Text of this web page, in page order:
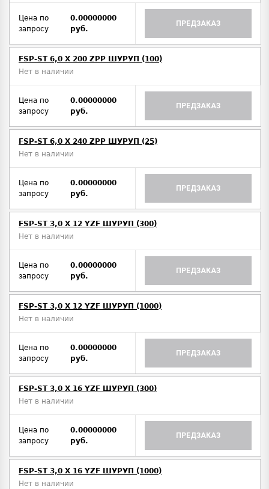
Цена по
запросу
0.00000000
руб.
ПРЕДЗАКАЗ
FSP-ST 6,0 X 200 ZPP ШУРУП (100)
Нет в наличии
Цена по
запросу
0.00000000
руб.
ПРЕДЗАКАЗ
FSP-ST 6,0 X 240 ZPP ШУРУП (25)
Нет в наличии
Цена по
запросу
0.00000000
руб.
ПРЕДЗАКАЗ
FSP-ST 3,0 X 12 YZF ШУРУП (300)
Нет в наличии
Цена по
запросу
0.00000000
руб.
ПРЕДЗАКАЗ
FSP-ST 3,0 X 12 YZF ШУРУП (1000)
Нет в наличии
Цена по
запросу
0.00000000
руб.
ПРЕДЗАКАЗ
FSP-ST 3,0 X 16 YZF ШУРУП (300)
Нет в наличии
Цена по
запросу
0.00000000
руб.
ПРЕДЗАКАЗ
FSP-ST 3,0 X 16 YZF ШУРУП (1000)
Нет в наличии